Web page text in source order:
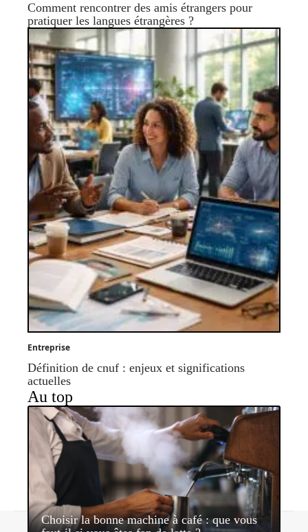
Comment rencontrer des amis étrangers pour
pratiquer les langues étrangères ?
Entreprise
Définition de cnuf : enjeux et significations
actuelles
Au top
Choisir la bonne machine à café : que vous
Contact Mentions légales Sitemap